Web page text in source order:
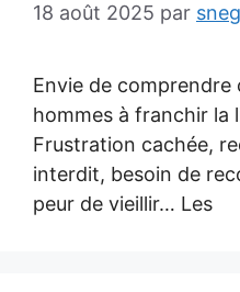
18 août 2025 par sneg
Envie de comprendre
hommes à franchir la
Frustration cachée,
interdit, besoin de
peur de vieillir… Les